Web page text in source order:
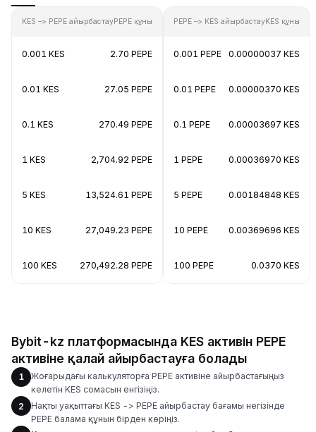
KES –> PEPE айырбастауPEPE құны
0.001 KES 2.70 PEPE
0.01 KES 27.05 PEPE
0.1 KES 270.49 PEPE
1 KES 2,704.92 PEPE
5 KES 13,524.61 PEPE
10 KES 27,049.23 PEPE
100 KES 270,492.28 PEPE
PEPE –> KES айырбастауKES құны
0.001 PEPE 0.00000037 KES
0.01 PEPE 0.00000370 KES
0.1 PEPE 0.00003697 KES
1 PEPE 0.00036970 KES
5 PEPE 0.00184848 KES
10 PEPE 0.00369696 KES
100 PEPE 0.0370 KES
Bybit-kz платформасында KES активін PEPE
активіне қалай айырбастауға болады
1
Жоғарыдағы калькуляторға PEPE активіне айырбастағыңыз
келетін KES сомасын енгізіңіз.
2
Нақты уақыттағы KES -> PEPE айырбастау бағамы негізінде
PEPE балама құнын бірден көріңіз.